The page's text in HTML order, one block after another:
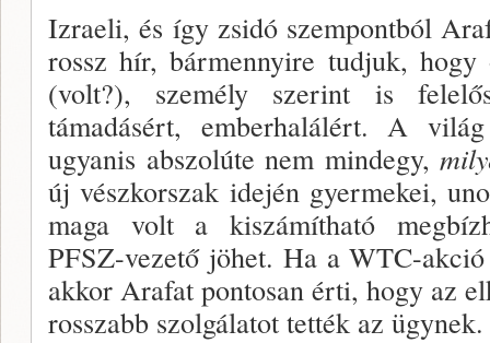
Izraeli, és így zsidó szempontból
rossz hír, bármennyire tudjuk,
(volt?), személy sze­rint is
támadásért, emberhalálért. A
ugyanis abszo­lúte nem mindegy,
új vészkorszak idején gyermekei,
maga volt a kiszámítható
PFSZ-vezető jöhet. Ha a WTC-
akkor Arafat pontosan érti, hogy az
rosszabb szolgálatot tették az ügynek.